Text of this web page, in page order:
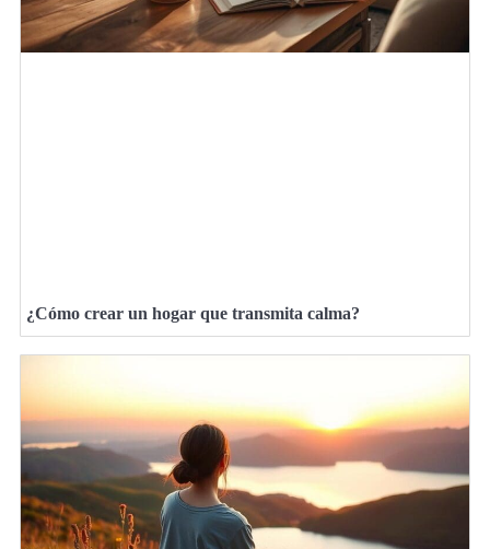
¿Cómo crear un hogar que transmita calma?